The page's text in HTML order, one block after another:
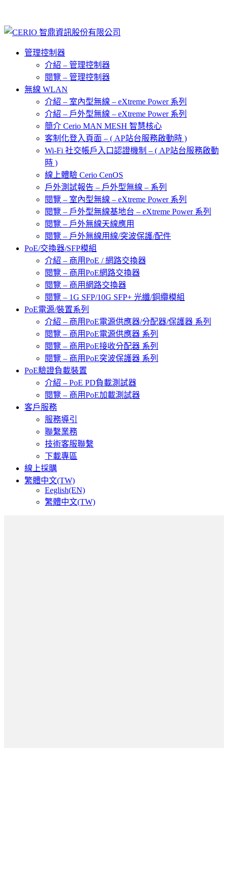
管理控制器
介紹 – 管理控制器
閱覽 – 管理控制器
無線 WLAN
介紹 – 室內型無線 – eXtreme Power 系列
介紹 – 戶外型無線 – eXtreme Power 系列
簡介 Cerio MAN MESH 智慧核心
客制化登入頁面 – ( AP站台服務啟動時 )
Wi-Fi 社交帳戶入口認證機制 – ( AP站台服務啟動
時 )
線上體驗 Cerio CenOS
戶外測試報告 – 戶外型無線 – 系列
閱覽 – 室內型無線 – eXtreme Power 系列
閱覽 – 戶外型無線基地台 – eXtreme Power 系列
閱覽 – 戶外無線天線應用
閱覽 – 戶外無線用線/突波保護/配件
PoE/交換器/SFP模組
介紹 – 商用PoE / 網路交換器
閱覽 – 商用PoE網路交換器
閱覽 – 商用網路交換器
閱覽 – 1G SFP/10G SFP+ 光纖/銅纜模組
PoE電源/裝置系列
介紹 – 商用PoE電源供應器/分配器/保護器 系列
閱覽 – 商用PoE電源供應器 系列
閱覽 – 商用PoE接收分配器 系列
閱覽 – 商用PoE突波保護器 系列
PoE驗證負載裝置
介紹 – PoE PD負載測試器
閱覽 – 商用PoE加載測試器
客戶服務
服務導引
聯繫業務
技術客服聯繫
下載專區
線上採購
繁體中文(TW)
Eeglish(EN)
繁體中文(TW)